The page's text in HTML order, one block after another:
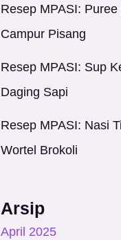
Resep MPASI: Puree
Campur Pisang
Resep MPASI: Sup
Daging Sapi
Resep MPASI: Nasi
Wortel Brokoli
Arsip
April 2025